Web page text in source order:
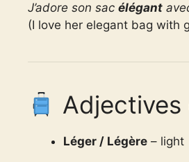
J’adore son sac élégant
(I love her elegant bag with
Adjectives
Léger / Légère – light